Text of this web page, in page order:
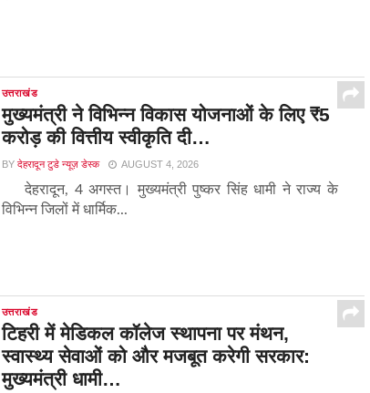
उत्तराखंड
मुख्यमंत्री ने विभिन्न विकास योजनाओं के लिए ₹5
करोड़ की वित्तीय स्वीकृति दी…
BY देहरादून टुडे न्यूज़ डेस्क AUGUST 4, 2026
देहरादून, 4 अगस्त। मुख्यमंत्री पुष्कर सिंह धामी ने राज्य के
विभिन्न जिलों में धार्मिक...
उत्तराखंड
टिहरी में मेडिकल कॉलेज स्थापना पर मंथन,
स्वास्थ्य सेवाओं को और मजबूत करेगी सरकार:
मुख्यमंत्री धामी…